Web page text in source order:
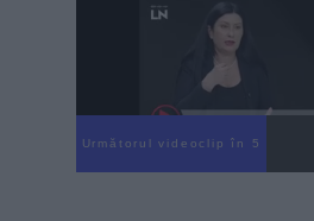
Următorul videoclip în 3